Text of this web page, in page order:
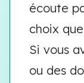
écoute
choix
Si vous
ou des